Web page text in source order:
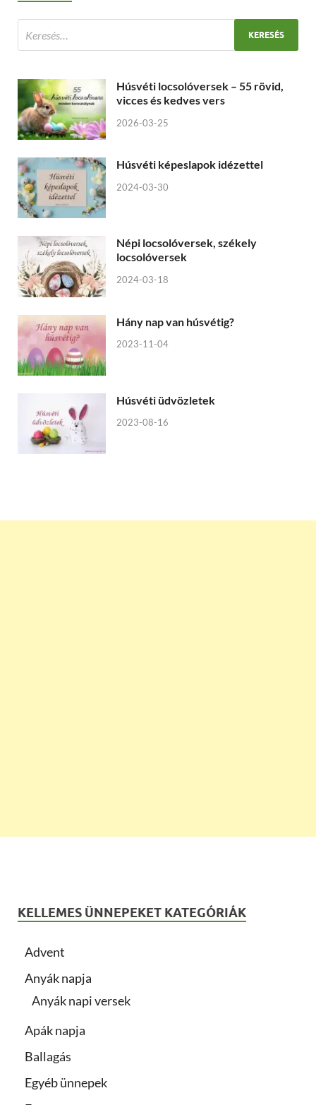
Húsvéti locsolóversek – 55 rövid,
vicces és kedves vers
2026-03-25
Húsvéti képeslapok idézettel
2024-03-30
Népi locsolóversek, székely
locsolóversek
2024-03-18
Hány nap van húsvétig?
2023-11-04
Húsvéti üdvözletek
2023-08-16
KELLEMES ÜNNEPEKET KATEGÓRIÁK
Advent
Anyák napja
Anyák napi versek
Apák napja
Ballagás
Egyéb ünnepek